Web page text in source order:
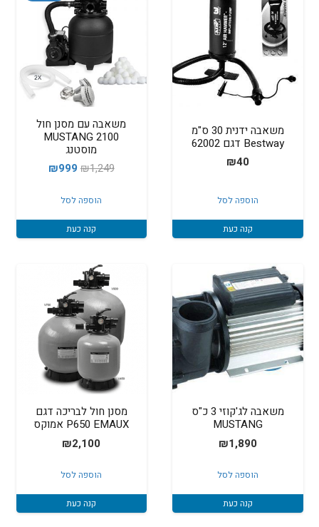
משאבה ידנית 30 ס"מ
Bestway דגם 62002
₪40
הוספה לסל
קנה כעת
משאבה עם מסנן חול
2100 MUSTANG
מוסטנג
₪1,249
המחיר
היה:
₪1,249.
₪999
₪999.
הוספה לסל
קנה כעת
משאבה לג'קוזי 3 כ"ס
MUSTANG
₪1,890
הוספה לסל
קנה כעת
מסנן חול לבריכה דגם
P650 EMAUX אמוקס
₪2,100
הוספה לסל
קנה כעת